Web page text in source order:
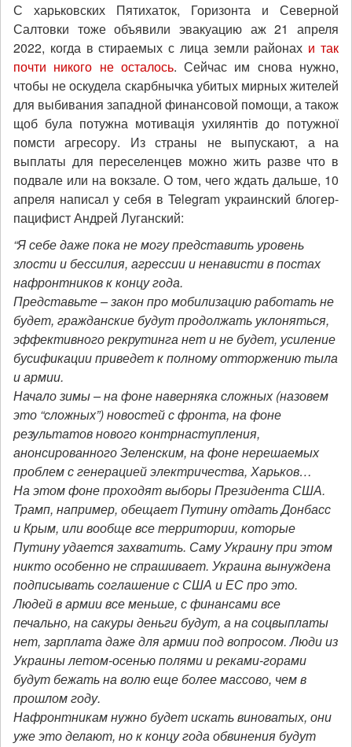
С харьковских Пятихаток, Горизонта и Северной
Салтовки тоже объявили эвакуацию аж 21 апреля
2022, когда в стираемых с лица земли районах и так
почти никого не осталось. Сейчас им снова нужно,
чтобы не оскудела скарбнычка убитых мирных жителей
для выбивания западной финансовой помощи, а також
щоб була потужна мотивація ухилянтів до потужної
помсти агресору. Из страны не выпускают, а на
выплаты для переселенцев можно жить разве что в
подвале или на вокзале. О том, чего ждать дальше, 10
апреля написал у себя в Telegram украинский блогер-
пацифист Андрей Луганский:
“Я себе даже пока не могу представить уровень
злости и бессилия, агрессии и ненависти в постах
нафронтников к концу года.
Представьте – закон про мобилизацию работать не
будет, гражданские будут продолжать уклоняться,
эффективного рекрутинга нет и не будет, усиление
бусификации приведет к полному отторжению тыла
и армии.
Начало зимы – на фоне наверняка сложных (назовем
это “сложных”) новостей с фронта, на фоне
результатов нового контрнаступления,
анонсированного Зеленским, на фоне нерешаемых
проблем с генерацией электричества, Харьков…
На этом фоне проходят выборы Президента США.
Трамп, например, обещает Путину отдать Донбасс
и Крым, или вообще все территории, которые
Путину удается захватить. Саму Украину при этом
никто особенно не спрашивает. Украина вынуждена
подписывать соглашение с США и ЕС про это.
Людей в армии все меньше, с финансами все
печально, на сакуры деньги будут, а на соцвыплаты
нет, зарплата даже для армии под вопросом. Люди из
Украины летом-осенью полями и реками-горами
будут бежать на волю еще более массово, чем в
прошлом году.
Нафронтникам нужно будет искать виноватых, они
уже это делают, но к концу года обвинения будут